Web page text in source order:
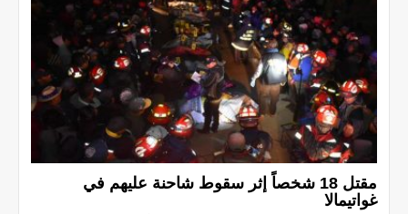
مقتل 18 شخصاً إثر سقوط شاحنة عليهم في
غواتيمالا